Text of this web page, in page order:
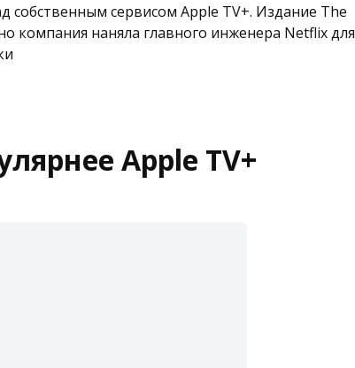
собственным сервисом Apple TV+. Издание The
компания наняла главного инженера Netflix для
Apple TV+